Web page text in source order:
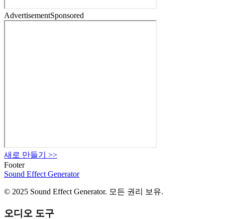
AdvertisementSponsored
새로 만들기
>>
Footer
Sound Effect Generator
© 2025 Sound Effect Generator. 모든 권리 보유.
오디오 도구